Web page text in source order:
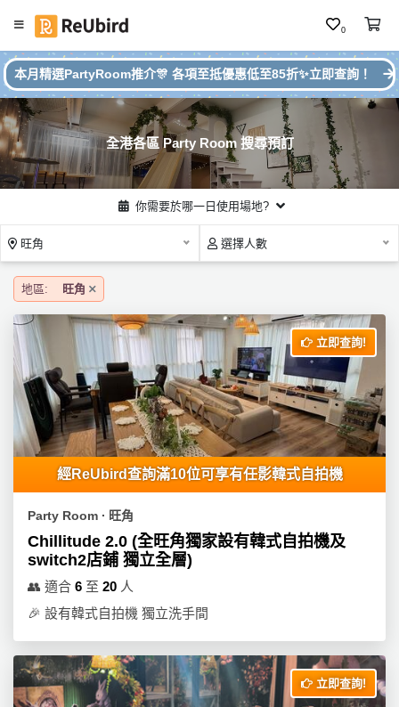
0
繁
中
E
N
登
註
冊
服
務
及
產
品
分
a
t
y
R
o
o
m
搞
P
a
活
動
攻
#
本
月
P
ar
ty
R
o
推
介
本月精選PartyRoom推介🎊 各項至抵優惠低至85折✨立即查詢！
全港各區 Party Room 搜尋預訂
你需要於哪一日使用場地?
旺角 選擇人數
地區: 旺角
立即查詢!
經ReUbird查詢滿10位可享有任影韓式自拍機
Party Room ∙ 旺角
Chillitude 2.0 (全旺角獨家設有韓式自拍機及
switch2店鋪 獨立全層)
👥 適合 6 至 20 人
🎉 設有韓式自拍機 獨立洗手間
立即查詢!